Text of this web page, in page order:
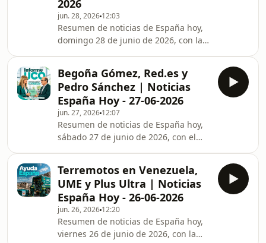
retira su confianza a Sánchez tras una
votación clave. Se actualizan las cifras
del doble terremoto en Venezuela,
con 17 españoles fallecidos y cientos
de desapar
2026
jun. 28, 2026 12:03
Resumen de noticias de España hoy,
domingo 28 de junio de 2026, con la
920 muertos y más de 50.000
desaparecidos según la ONU. El
episodio aborda la investigación
judicial a José Luis Rodríguez
Zapatero por presunto tráfico de
influencias, la defensa de Pedro
Sánchez a su familia y al PSOE en un
contexto de tensión interna, y l
Begoña Gómez, Red.es y
Pedro Sánchez | Noticias
España Hoy - 27-06-2026
jun. 27, 2026 12:07
Resumen de noticias de España hoy,
sábado 27 de junio de 2026, con el
afectan a Begoña Gómez y Juan Carlos
Barrabés, la tensión en el Comité
Federal del PSOE con críticas internas
a Pedro Sánchez, el balance de
víctimas españolas tras los terremotos
en Venezuela y el despliegue de la
Terremotos en Venezuela,
UME y Plus Ultra | Noticias
España Hoy - 26-06-2026
jun. 26, 2026 12:20
Resumen de noticias de España hoy,
viernes 26 de junio de 2026, con la